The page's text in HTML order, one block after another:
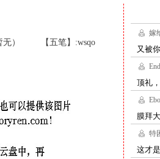
） 【五笔】:wsqo